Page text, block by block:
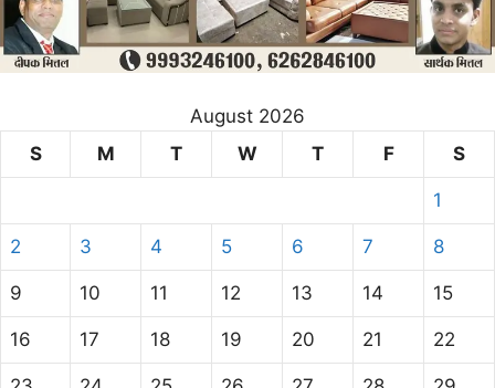
August 2026
S
M T W T F S
1
2 3 4 5 6 7 8
9 10 11 12 13 14 15
16 17 18 19 20 21 22